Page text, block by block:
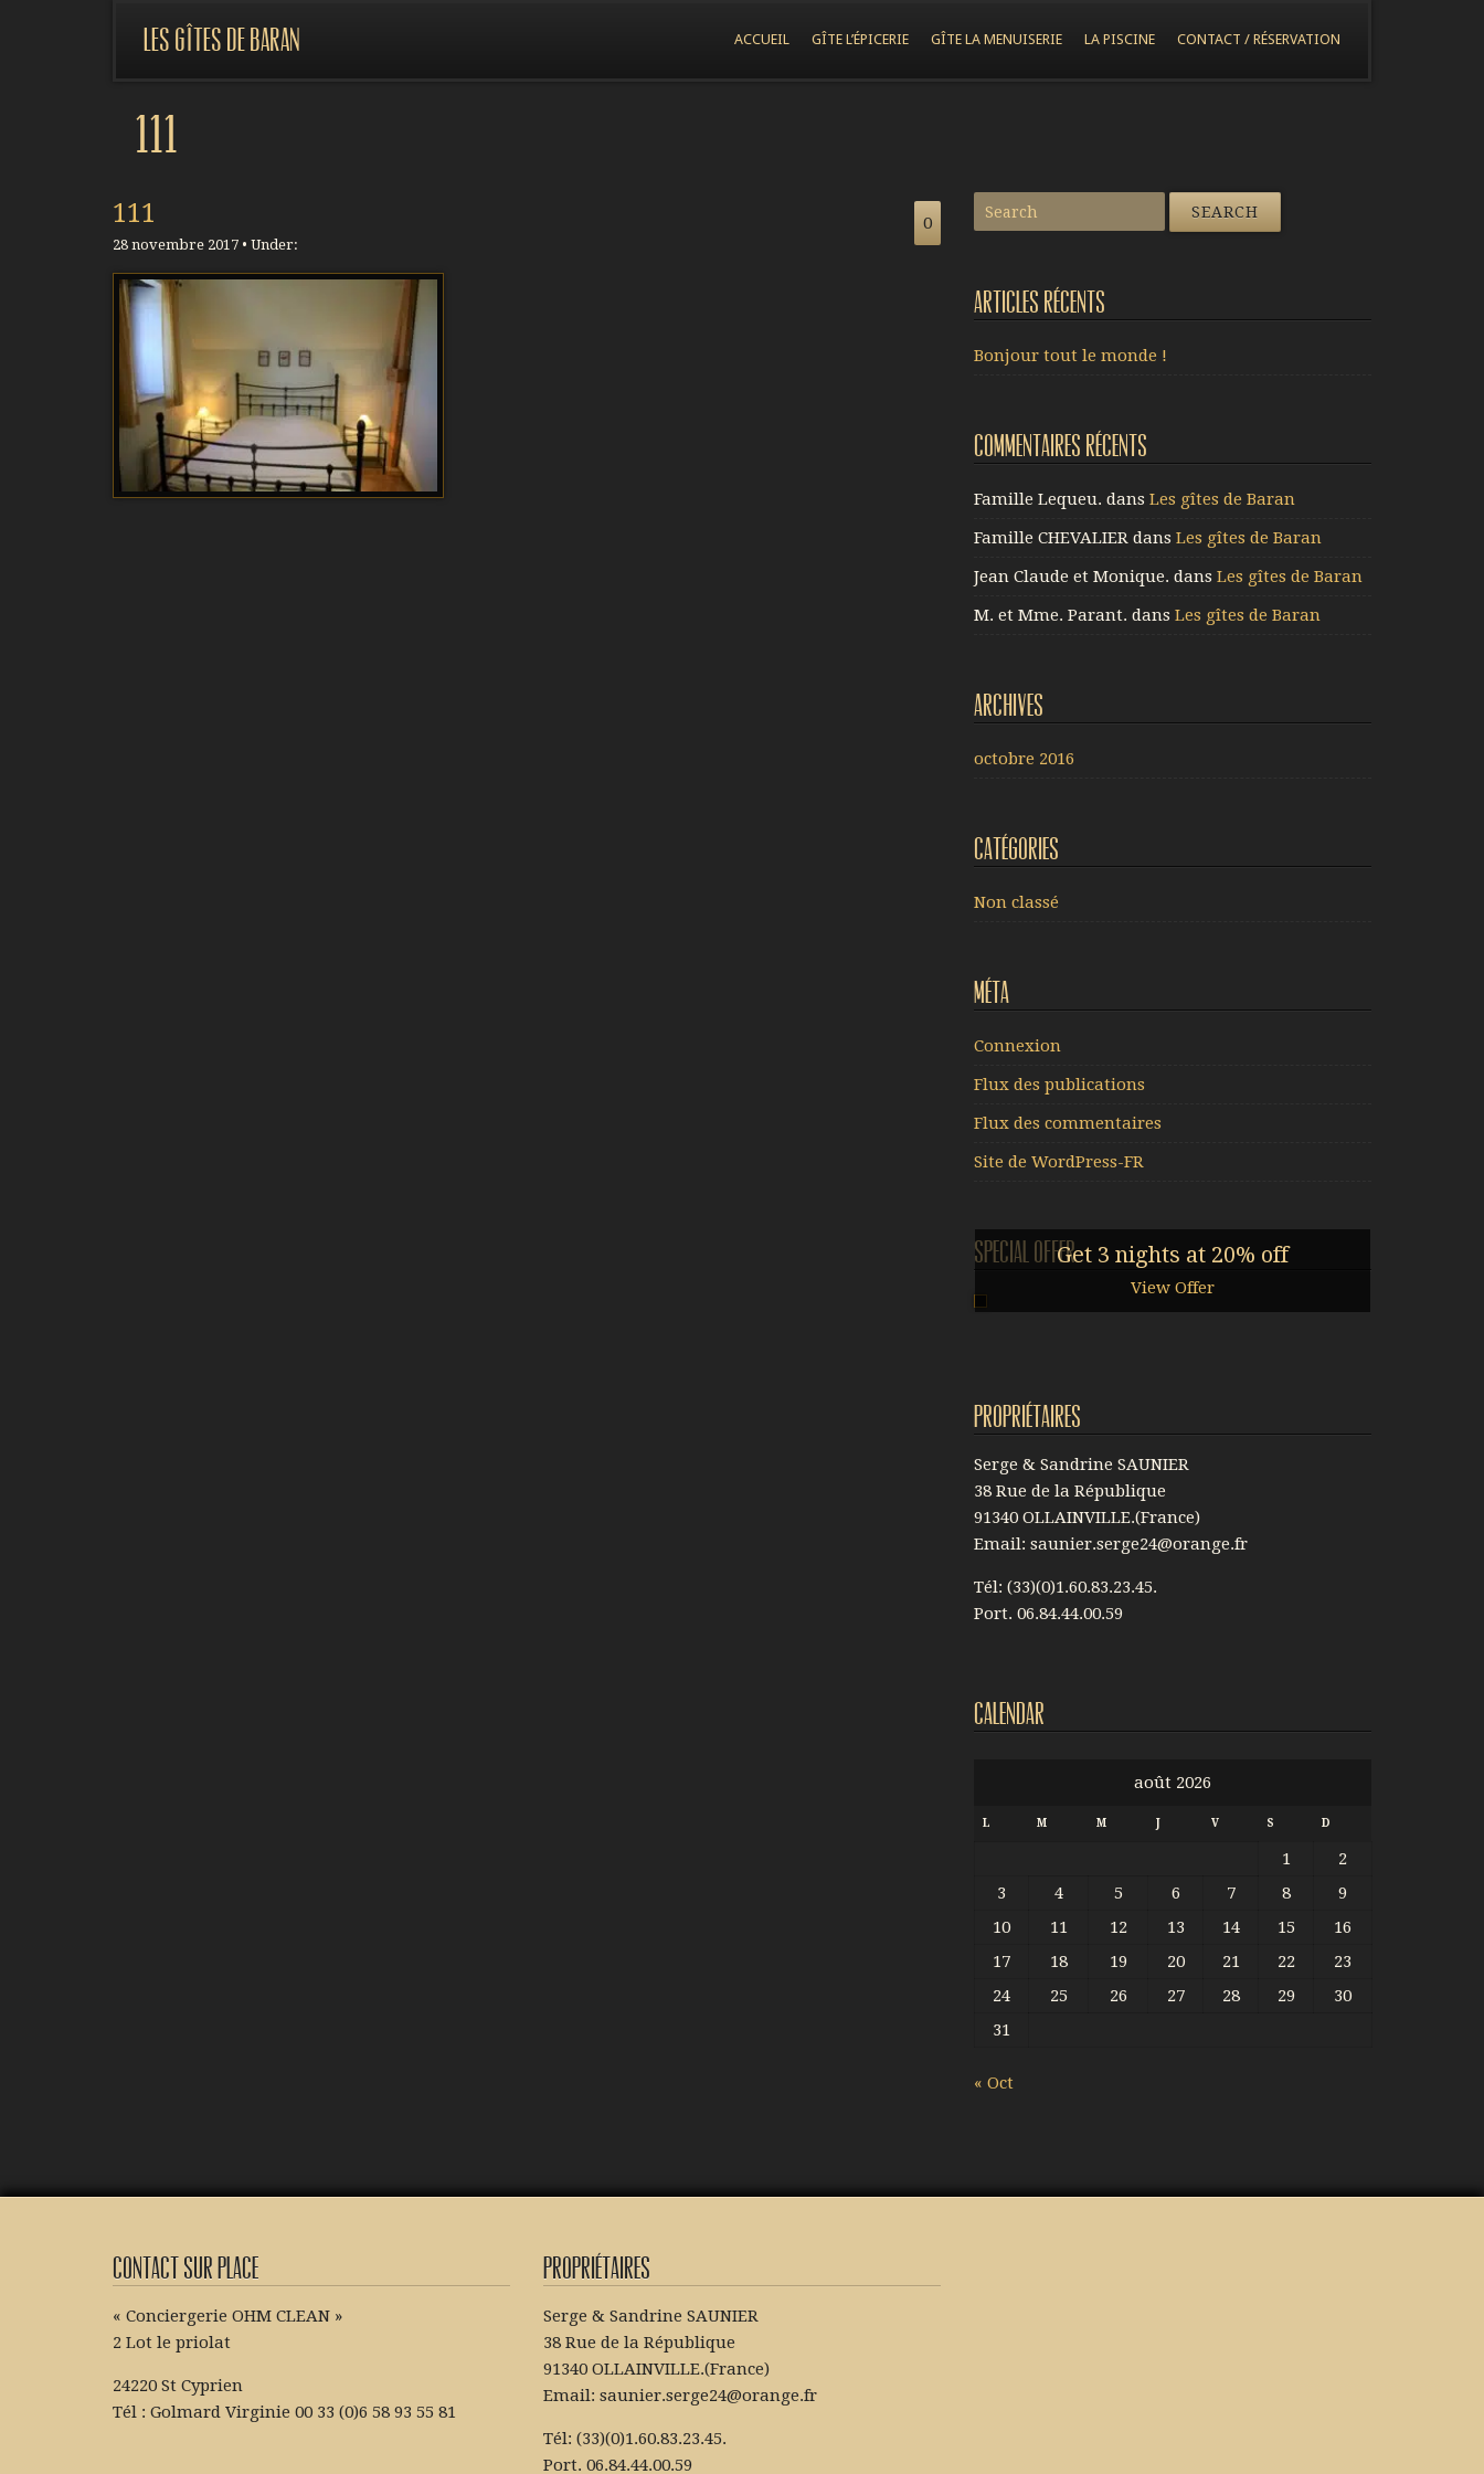
Les gîtes de Baran ACCUEIL GÎTE L’ÉPICERIE GÎTE LA MENUISERIE LA PISCINE CONTACT / RÉSERVATION
111
111
28 novembre 2017 • Under:
0
Articles récents
Bonjour tout le monde !
Commentaires récents
Famille Lequeu. dans Les gîtes de Baran
Famille CHEVALIER dans Les gîtes de Baran
Jean Claude et Monique. dans Les gîtes de Baran
M. et Mme. Parant. dans Les gîtes de Baran
Archives
octobre 2016
Catégories
Non classé
Méta
Connexion
Flux des publications
Flux des commentaires
Site de WordPress-FR
Special offerGet 3 nights at 20% off
View Offer
Propriétaires
Serge & Sandrine SAUNIER
38 Rue de la République
91340 OLLAINVILLE.(France)
Email: saunier.serge24@orange.fr
Tél: (33)(0)1.60.83.23.45.
Port. 06.84.44.00.59
Calendar
août 2026
L M M V S D
1
2
3
4 5 6 7 8
9
10
11 12 13 14 15
16
17
18 19 20 21 22
23
24
25 26 27 28 29
30
31
« Oct
Contact sur place
« Conciergerie OHM CLEAN »
2 Lot le priolat
24220 St Cyprien
Tél : Golmard Virginie 00 33 (0)6 58 93 55 81
Propriétaires
Serge & Sandrine SAUNIER
38 Rue de la République
91340 OLLAINVILLE.(France)
Email: saunier.serge24@orange.fr
Tél: (33)(0)1.60.83.23.45.
Port. 06.84.44.00.59